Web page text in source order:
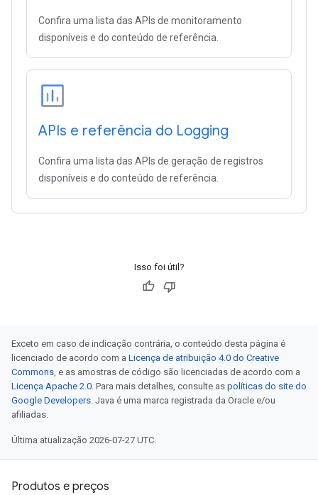
Confira uma lista das APIs de monitoramento
disponíveis e do conteúdo de referência.
APIs e referência do Logging
Confira uma lista das APIs de geração de registros
disponíveis e do conteúdo de referência.
Isso foi útil?
Exceto em caso de indicação contrária, o conteúdo desta página é
licenciado de acordo com a Licença de atribuição 4.0 do Creative
Commons, e as amostras de código são licenciadas de acordo com a
Licença Apache 2.0. Para mais detalhes, consulte as políticas do site do
Google Developers. Java é uma marca registrada da Oracle e/ou
afiliadas.
Última atualização 2026-07-27 UTC.
Produtos e preços